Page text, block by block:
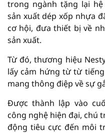
trong ngành tặng lại
sản xuất dép xốp nhựa
cơ hội, đưa thiết bị về
sản xuất.
Từ đó, thương hiệu
lấy cảm hứng từ từ
mang thông điệp về sự
Được thành lập vào
công nghệ hiện đại, chú
động tiêu cực đến môi